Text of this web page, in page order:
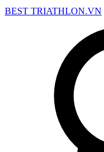
BEST TRIATHLON.VN